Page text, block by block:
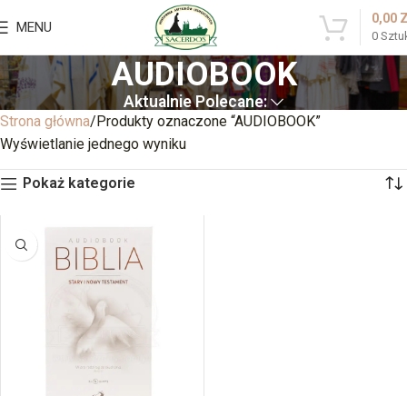
MENU
0
0,00
AUDIOBOOK
Aktualnie Polecane:
Strona główna Produkty oznaczone “AUDIOBOOK”
Wyświetlanie jednego wyniku
Pokaż kategorie
BRAK